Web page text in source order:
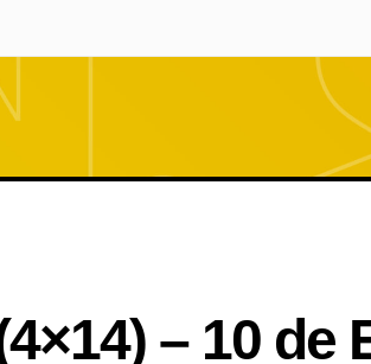
– 10 de